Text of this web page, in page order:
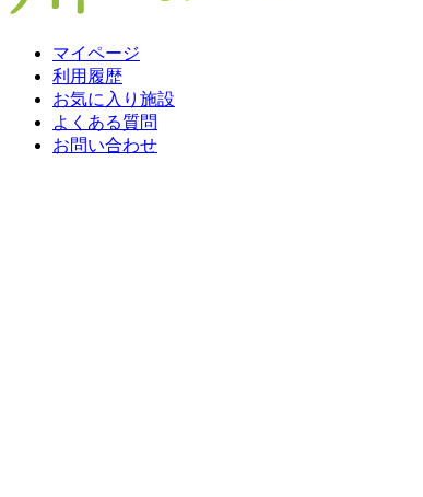
マイページ
利用履歴
お気に入り施設
よくある質問
お問い合わせ